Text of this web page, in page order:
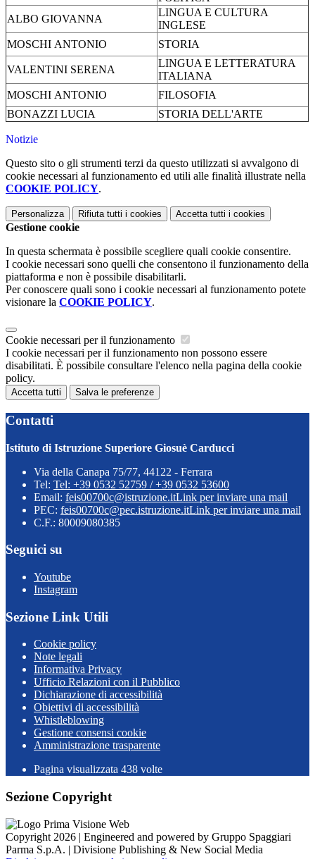
ALBO GIOVANNA
LINGUA E CULTURA
INGLESE
MOSCHI ANTONIO STORIA
VALENTINI SERENA
LINGUA E LETTERATURA
ITALIANA
MOSCHI ANTONIO
FILOSOFIA
BONAZZI LUCIA STORIA DELL'ARTE
Notizie
Questo sito o gli strumenti terzi da questo utilizzati si avvalgono di
cookie necessari al funzionamento ed utili alle finalità illustrate nella
COOKIE POLICY.
Personalizza Rifiuta tutti i cookies Accetta tutti i cookies
Gestione cookie
In questa schermata è possibile scegliere quali cookie consentire.
I cookie necessari sono quelli che consentono il funzionamento della
piattaforma e non è possibile disabilitarli.
Per conoscere quali sono i cookie necessari al funzionamento potete
visionare la COOKIE POLICY.
Cookie necessari per il funzionamento
I cookie necessari per il funzionamento non possono essere
disabilitati. È possibile consultare l'elenco nella pagina della cookie
policy.
Accetta tutti Salva le preferenze
Contatti
Istituto di Istruzione Superiore Giosuè Carducci
Via della Canapa 75/77, 44122 - Ferrara
Tel: Tel: +39 0532 52759 / +39 0532 53600
Email: feis00700c@istruzione.itLink per inviare una mail
PEC: feis00700c@pec.istruzione.itLink per inviare una mail
C.F.: 80009080385
Seguici su
Youtube
Instagram
Sezione Link Utili
Cookie policy
Note legali
Informativa Privacy
Ufficio Relazioni con il Pubblico
Dichiarazione di accessibilità
Obiettivi di accessibilità
Whistleblowing
Gestione consensi cookie
Amministrazione trasparente
Pagina visualizzata 438 volte
Sezione Copyright
Copyright 2026 | Engineered and powered by Gruppo Spaggiari
Parma S.p.A. | Divisione Publishing & New Social Media